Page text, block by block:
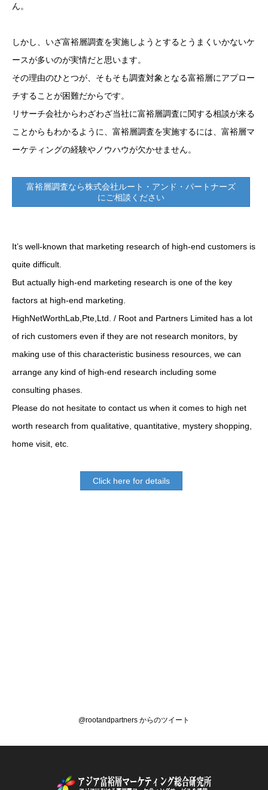
ん。
しかし、いざ富裕層調査を実施しようとするとうまくいかないケ
ースが多いのが実情だと思います。
その理由のひとつが、そもそも調査対象となる富裕層にアプロー
チすることが困難だからです。
リサーチ会社からわざわざ当社に富裕層調査に関する相談が来る
ことからもわかるように、富裕層調査を実施するには、富裕層マ
ーケティングの経験やノウハウが欠かせません。
富裕層調査なら株式会社ルート・アンド・パートナーズ
にご相談ください
It’s well-known that marketing research of high-end customers is
quite difficult.
But actually high-end marketing research is one of the key
factors at high-end marketing.
HighNetWorthLab,Pte,Ltd. / Root and Partners Limited has a lot
of rich customers even if they are not research monitors, by
making use of this characteristic business resources, we can
arrange any kind of high-end research including some
consulting phases.
Please do not hesitate to contact us when it comes to high net
worth research from qualitative, quantitative, mystery shopping,
home visit, etc.
Click here for details
@rootandpartners からのツイート